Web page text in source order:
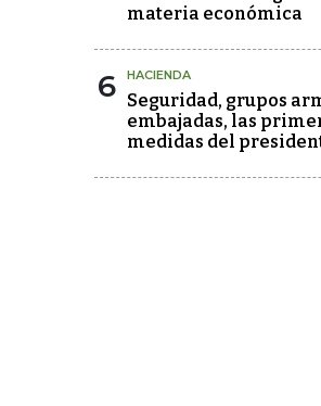
materia económica
6 HACIENDA
Seguridad, grupos
embajadas, las
medidas del